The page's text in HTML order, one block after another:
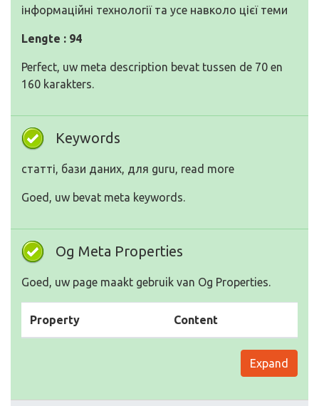
інформаційні технології та усе навколо цієї теми
Lengte : 94
Perfect, uw meta description bevat tussen de 70 en
160 karakters.
Keywords
статті, бази даних, для guru, read more
Goed, uw bevat meta keywords.
Og Meta Properties
Goed, uw page maakt gebruik van Og Properties.
Property Content
Expand